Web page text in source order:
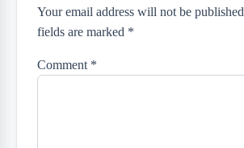
Your email address will not be
fields are marked *
Comment *